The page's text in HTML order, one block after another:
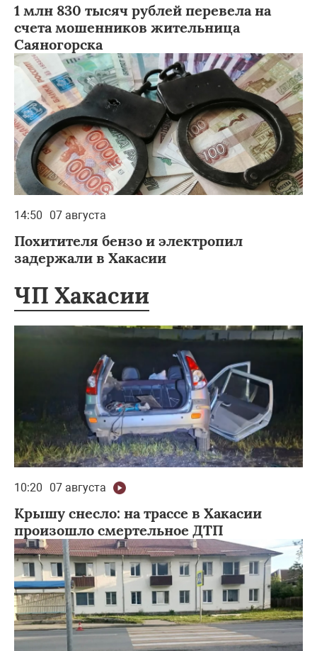
1 млн 830 тысяч рублей перевела на
счета мошенников жительница
Саяногорска
14:50 07 августа
Похитителя бензо и электропил
задержали в Хакасии
ЧП Хакасии
10:20 07 августа
Крышу снесло: на трассе в Хакасии
произошло смертельное ДТП